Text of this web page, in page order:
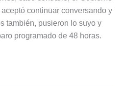
aceptó continuar conversando y
también, pusieron lo suyo y
programado de 48 horas.